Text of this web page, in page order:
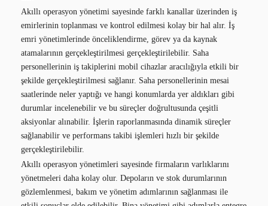
Akıllı operasyon yönetimi sayesinde farklı kanallar üzerinden iş
emirlerinin toplanması ve kontrol edilmesi kolay bir hal alır. İş
emri yönetimlerinde önceliklendirme, görev ya da kaynak
atamalarının gerçekleştirilmesi gerçekleştirilebilir. Saha
personellerinin iş takiplerini mobil cihazlar aracılığıyla etkili bir
şekilde gerçekleştirilmesi sağlanır. Saha personellerinin mesai
saatlerinde neler yaptığı ve hangi konumlarda yer aldıkları gibi
durumlar incelenebilir ve bu süreçler doğrultusunda çeşitli
aksiyonlar alınabilir. İşlerin raporlanmasında dinamik süreçler
sağlanabilir ve performans takibi işlemleri hızlı bir şekilde
gerçekleştirilebilir.
Akıllı operasyon yönetimleri sayesinde firmaların varlıklarını
yönetmeleri daha kolay olur. Depoların ve stok durumlarının
gözlemlenmesi, bakım ve yönetim adımlarının sağlanması ile